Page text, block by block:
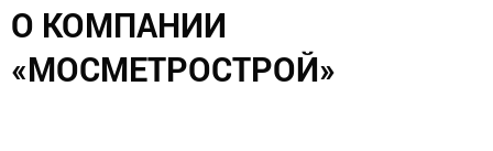
О КОМПАНИИ
«МОСМЕТРОСТРОЙ»